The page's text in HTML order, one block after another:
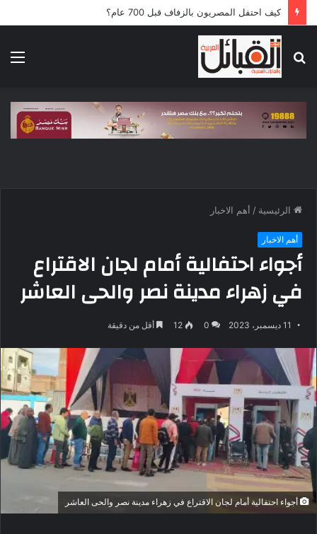
كيف احتفل المصريون بالزفاف قبل 700 عام؟
عن
الرئيسية / أهم الاخبار
أهم الاخبار
أجواء احتفالية أمام لجان الاقتراع
في زهراء مدينة نصر والحى العاشر
11 ديسمبر، 2023 0
12 أقل من دقيقة
أجواء احتفالية أمام لجان الاقتراع في زهراء مدينة نصر والحى العاشر